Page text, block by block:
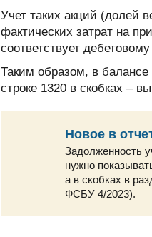
Учет таких акций (долей
фактических затрат на
соответствует
Таким образом, в балансе
строке 1320 в скобках –
Новое в
Задолженность
нужно
а в скобках в
ФСБУ 4/2023).